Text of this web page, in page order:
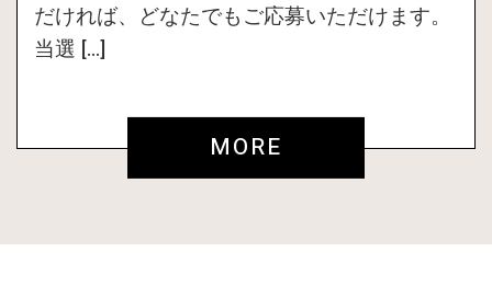
だければ、どなたでもご応募いただけます。
当選 […]
MORE